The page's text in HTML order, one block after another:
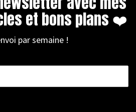
et bons plans ❤️
par semaine !